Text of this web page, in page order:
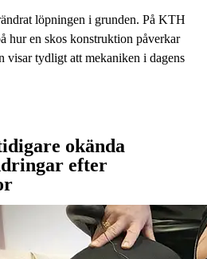
löpningen i grunden. På KTH
hur en skos konstruktion påverkar
visar tydligt att mekaniken i dagens
okända
efter